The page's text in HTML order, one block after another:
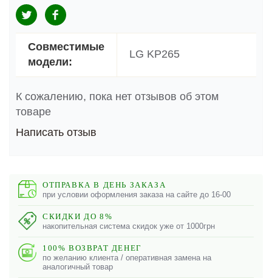
Совместимые
модели:
LG KP265
К сожалению, пока нет отзывов об этом
товаре
Написать отзыв
ОТПРАВКА В ДЕНЬ ЗАКАЗА
при условии оформления заказа на сайте до 16-00
СКИДКИ ДО 8%
накопительная система скидок уже от 1000грн
100% ВОЗВРАТ ДЕНЕГ
по желанию клиента / оперативная замена на
аналогичный товар